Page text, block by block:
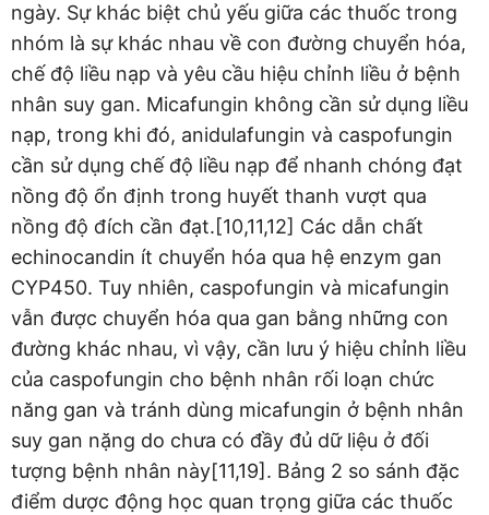
ngày. Sự khác biệt chủ yếu giữa các thuốc trong
nhóm là sự khác nhau về con đường chuyển hóa,
chế độ liều nạp và yêu cầu hiệu chỉnh liều ở bệnh
nhân suy gan. Micafungin không cần sử dụng liều
nạp, trong khi đó, anidulafungin và caspofungin
cần sử dụng chế độ liều nạp để nhanh chóng đạt
nồng độ ổn định trong huyết thanh vượt qua
nồng độ đích cần đạt.[10,11,12] Các dẫn chất
echinocandin ít chuyển hóa qua hệ enzym gan
CYP450. Tuy nhiên, caspofungin và micafungin
vẫn được chuyển hóa qua gan bằng những con
đường khác nhau, vì vậy, cần lưu ý hiệu chỉnh liều
của caspofungin cho bệnh nhân rối loạn chức
năng gan và tránh dùng micafungin ở bệnh nhân
suy gan nặng do chưa có đầy đủ dữ liệu ở đối
tượng bệnh nhân này[11,19]. Bảng 2 so sánh đặc
điểm dược động học quan trọng giữa các thuốc